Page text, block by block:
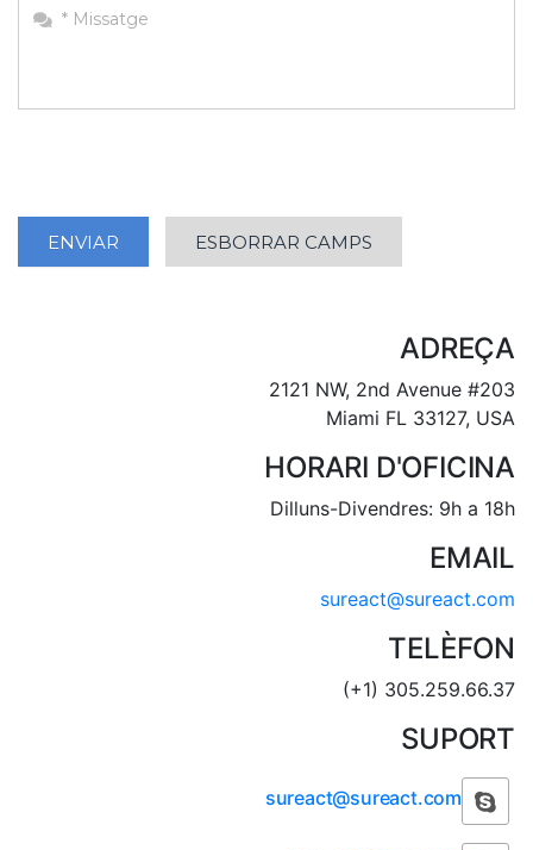
ADREÇA
2121 NW, 2nd Avenue #203
Miami FL 33127, USA
HORARI D'OFICINA
Dilluns-Divendres: 9h a 18h
EMAIL
sureact@sureact.com
TELÈFON
(+1) 305.259.66.37
SUPORT
sureact@sureact.com